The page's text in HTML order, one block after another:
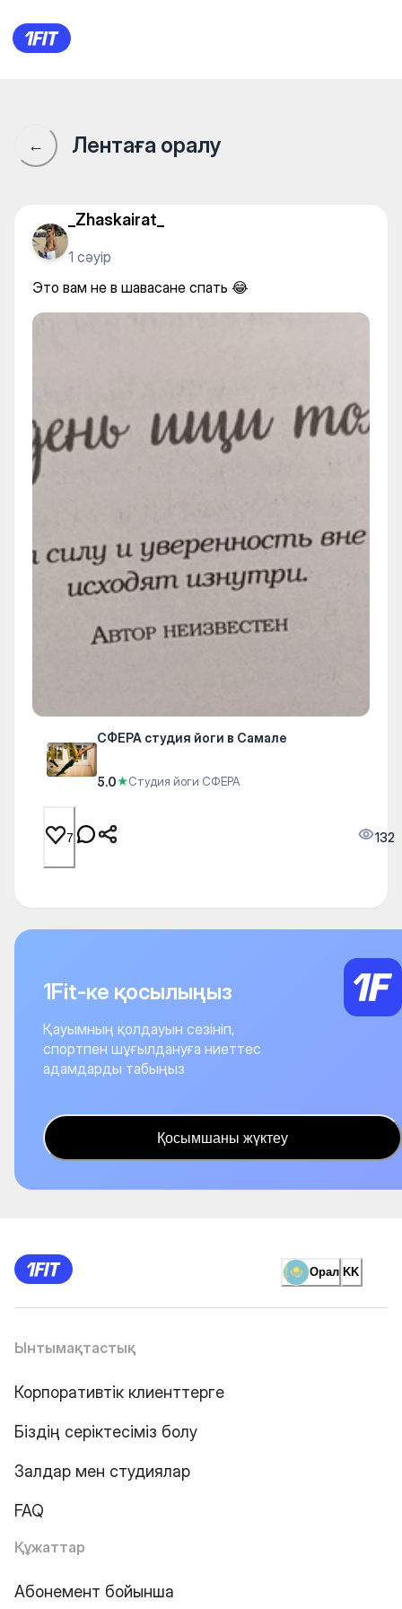
СФЕРА студия йоги в
← Лентаға оралу
_Zhaskairat_
1 сәуір
Это вам не в шавасане спать 😂
СФЕРА студия йоги в Самале
5.0★Студия йоги СФЕРА
7 132
1Fit-ке қосылыңыз
Қауымның қолдауын сезініп,
спортпен шұғылдануға ниеттес
адамдарды табыңыз
Қосымшаны жүктеу
Орал KK
Ынтымақтастық
Корпоративтік клиенттерге
Біздің серіктесіміз болу
Залдар мен студиялар
FAQ
Құжаттар
Абонемент бойынша